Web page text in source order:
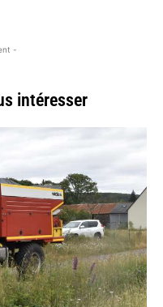
-
intéresser